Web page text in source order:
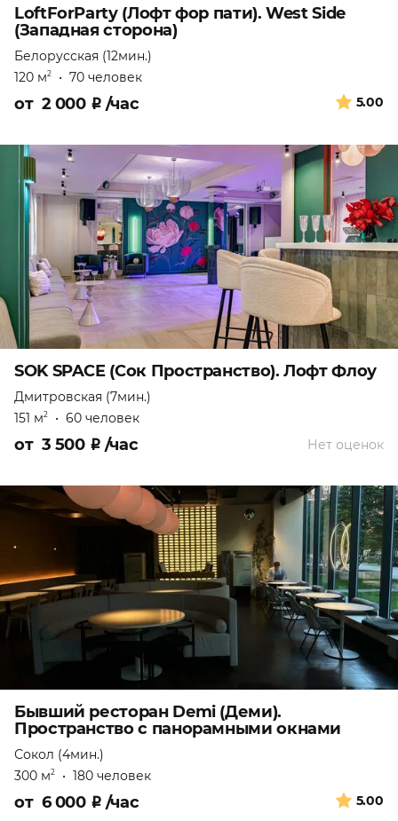
LoftForParty (Лофт фор пати). West Side
(Западная сторона)
Белорусская (12мин.)
120 м2 • 70 человек
5.00
от 2 000 ₽ /час
SOK SPACE (Сок Пространство). Лофт Флоу
Дмитровская (7мин.)
151 м2 • 60 человек
Нет оценок
от 3 500 ₽ /час
Бывший ресторан Demi (Деми).
Пространство с панорамными окнами
Сокол (4мин.)
300 м2 • 180 человек
5.00
от 6 000 ₽ /час